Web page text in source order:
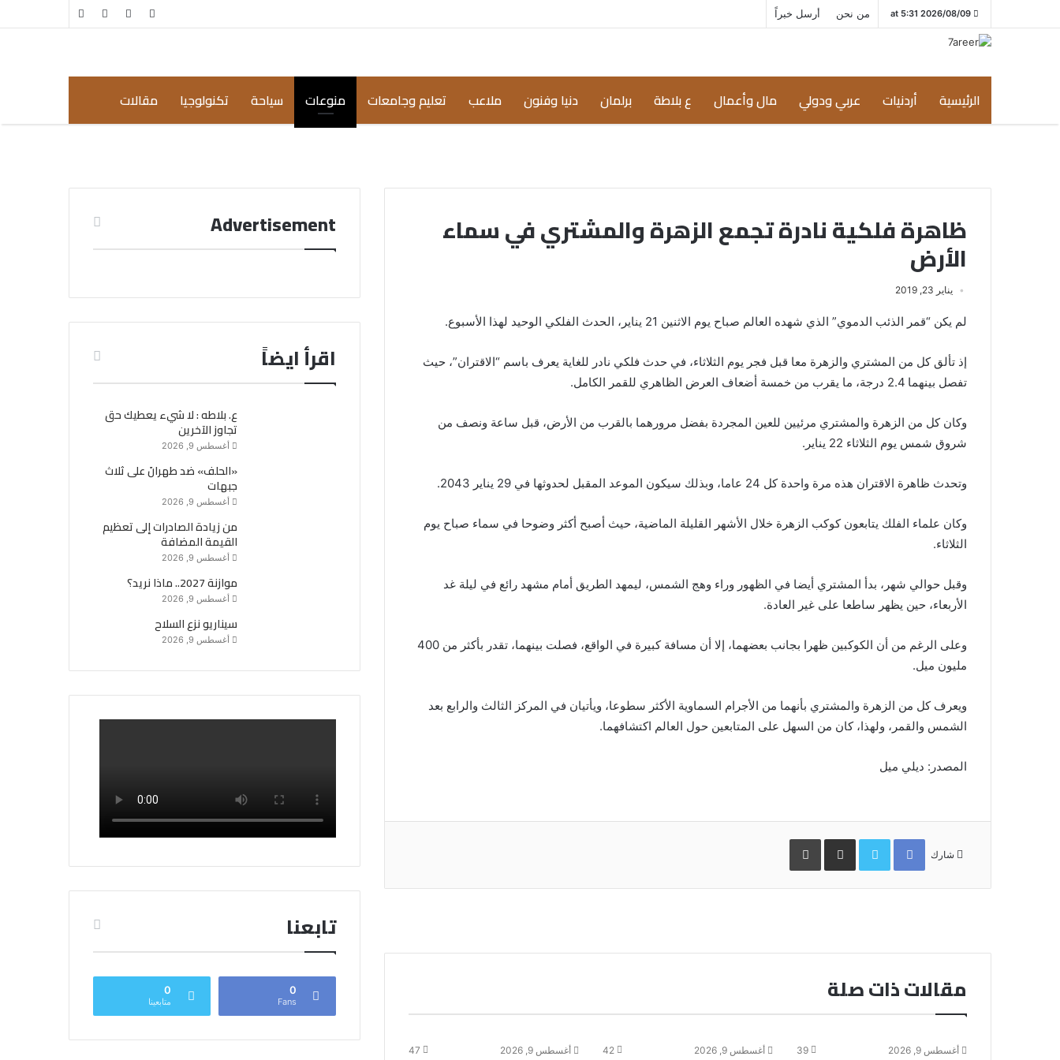
2026/08/09 at 5:31 من نحن أرسل خبراً مقال
الرئيسية أردنيات عربي ودولي مال وأعمال ع بلاطة برلمان دنيا وفنون ملاعب تعليم وجامعات منوعات سياحة تكنولوجيا مقالات
ظاهرة فلكية نادرة تجمع الزهرة والمشتري في سماء
الأرض
يناير 23, 2019
لم يكن “قمر الذئب الدموي” الذي شهده العالم صباح يوم الاثنين 21 يناير، الحدث الفلكي الوحيد لهذا الأسبوع.
إذ تألق كل من المشتري والزهرة معا قبل فجر يوم الثلاثاء، في حدث فلكي نادر للغاية يعرف باسم “الاقتران”، حيث
تفصل بينهما 2.4 درجة، ما يقرب من خمسة أضعاف العرض الظاهري للقمر الكامل.
وكان كل من الزهرة والمشتري مرئيين للعين المجردة بفضل مرورهما بالقرب من الأرض، قبل ساعة ونصف من
شروق شمس يوم الثلاثاء 22 يناير.
وتحدث ظاهرة الاقتران هذه مرة واحدة كل 24 عاما، وبذلك سيكون الموعد المقبل لحدوثها في 29 يناير 2043.
وكان علماء الفلك يتابعون كوكب الزهرة خلال الأشهر القليلة الماضية، حيث أصبح أكثر وضوحا في سماء صباح يوم
الثلاثاء.
وقبل حوالي شهر، بدأ المشتري أيضا في الظهور وراء وهج الشمس، ليمهد الطريق أمام مشهد رائع في ليلة غد
الأربعاء، حين يظهر ساطعا على غير العادة.
وعلى الرغم من أن الكوكبين ظهرا بجانب بعضهما، إلا أن مسافة كبيرة في الواقع، فصلت بينهما، تقدر بأكثر من 400
مليون ميل.
ويعرف كل من الزهرة والمشتري بأنهما من الأجرام السماوية الأكثر سطوعا، ويأتيان في المركز الثالث والرابع بعد
الشمس والقمر، ولهذا، كان من السهل على المتابعين حول العالم اكتشافهما.
المصدر: ديلي ميل
شارك
Facebook
Twitterمشاركة
البريد
طباعة
مقالات ذات صلة
أغسطس 9, 2026 39 أغسطس 9, 2026 42 أغسطس 9, 2026 47
Advertisement
اقرأ ايضاً
ع. بلاطه : لا شيء يعطيك حق
تجاوز الآخرين
أغسطس 9, 2026
«الحلف» ضد طهرانَ على ثلاث
جبهات
أغسطس 9, 2026
من زيادة الصادرات إلى تعظيم
القيمة المضافة
أغسطس 9, 2026
موازنة 2027.. ماذا نريد؟
أغسطس 9, 2026
سيناريو نزع السلاح
أغسطس 9, 2026
تابعنا
0
Fans
0
متابعينا